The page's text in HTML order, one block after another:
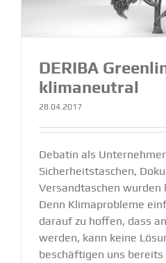
DERIBA
klima­neutral
28.04.2017
Debatin als
Sicherheitstaschen,
Versandtaschen
Denn Klimaprobleme
darauf zu hoffen, dass
werden, kann keine
beschäftigen uns bereits